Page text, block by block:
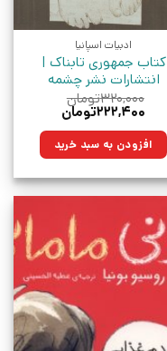
ادبیات اسپانیا
کتاب جمهوری تابناک |
انتشارات نشر چشمه
۳۲۰,۰۰۰تومان
قیمت
۳۲۰,۰۰۰تومان
بود.
۲۲۲,۴۰۰تومان
۲۲۲,۴۰۰تومان.افزودن به سبد خرید